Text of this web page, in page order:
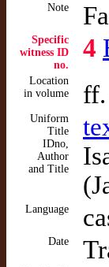
Note
Specific
witness ID
no.
4
Location
in volume
Uniform
Title
IDno,
Author
and Title
Language
Date